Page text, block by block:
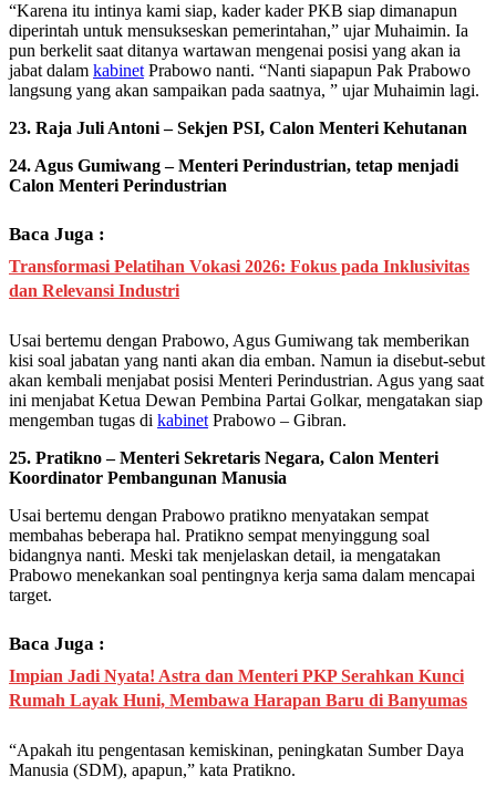
“Karena itu intinya kami siap, kader kader PKB siap dimanapun
diperintah untuk mensukseskan pemerintahan,” ujar Muhaimin. Ia
pun berkelit saat ditanya wartawan mengenai posisi yang akan ia
jabat dalam kabinet Prabowo nanti. “Nanti siapapun Pak Prabowo
langsung yang akan sampaikan pada saatnya, ” ujar Muhaimin lagi.
23. Raja Juli Antoni – Sekjen PSI, Calon Menteri Kehutanan
24. Agus Gumiwang – Menteri Perindustrian, tetap menjadi
Calon Menteri Perindustrian
Baca Juga :
Transformasi Pelatihan Vokasi 2026: Fokus pada Inklusivitas
dan Relevansi Industri
Usai bertemu dengan Prabowo, Agus Gumiwang tak memberikan
kisi soal jabatan yang nanti akan dia emban. Namun ia disebut-sebut
akan kembali menjabat posisi Menteri Perindustrian. Agus yang saat
ini menjabat Ketua Dewan Pembina Partai Golkar, mengatakan siap
mengemban tugas di kabinet Prabowo – Gibran.
25. Pratikno – Menteri Sekretaris Negara, Calon Menteri
Koordinator Pembangunan Manusia
Usai bertemu dengan Prabowo pratikno menyatakan sempat
membahas beberapa hal. Pratikno sempat menyinggung soal
bidangnya nanti. Meski tak menjelaskan detail, ia mengatakan
Prabowo menekankan soal pentingnya kerja sama dalam mencapai
target.
Baca Juga :
Impian Jadi Nyata! Astra dan Menteri PKP Serahkan Kunci
Rumah Layak Huni, Membawa Harapan Baru di Banyumas
“Apakah itu pengentasan kemiskinan, peningkatan Sumber Daya
Manusia (SDM), apapun,” kata Pratikno.